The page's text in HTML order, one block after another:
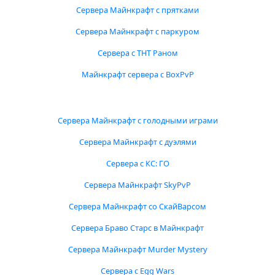
Сервера Майнкрафт с прятками
Сервера Майнкрафт с паркуром
Сервера с ТНТ Раном
Майнкрафт сервера с BoxPvP
Сервера Майнкрафт с голодными играми
Сервера Майнкрафт с дуэлями
Сервера с КС: ГО
Сервера Майнкрафт SkyPvP
Сервера Майнкрафт со СкайВарсом
Сервера Браво Старс в Майнкрафт
Сервера Майнкрафт Murder Mystery
Сервера с Egg Wars